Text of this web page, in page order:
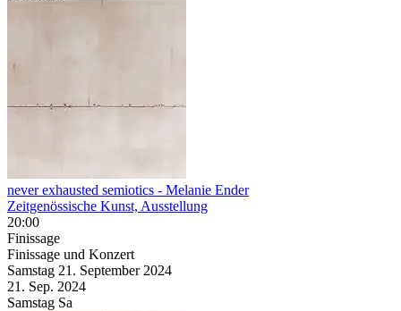
never exhausted semiotics - Melanie Ender
Zeitgenössische Kunst, Ausstellung
20:00
Finissage
Finissage und Konzert
Samstag 21. September 2024
21. Sep. 2024
Samstag Sa